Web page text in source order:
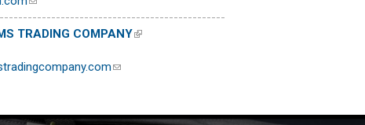
TRADING COMPANY(link is external)
(link sends e-mail)